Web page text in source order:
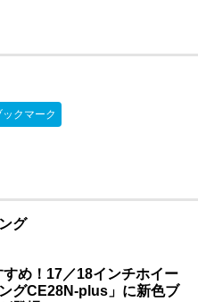
ックマーク
グ
め！17／18インチホイー
グCE28N-plus」に新色ブ